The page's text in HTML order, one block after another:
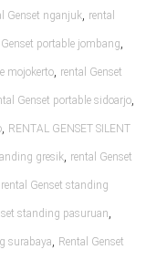
Genset nganjuk, rental
portable jombang,
mojokerto, rental Genset
Genset portable sidoarjo,
, RENTAL GENSET SILENT
gresik, rental Genset
rental Genset standing
standing pasuruan,
surabaya, Rental Genset